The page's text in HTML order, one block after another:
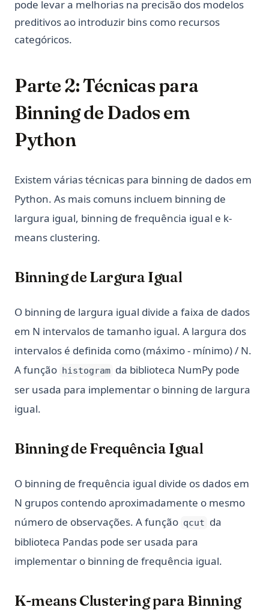
pode levar a melhorias na precisão dos modelos
preditivos ao introduzir bins como recursos
categóricos.
Parte 2: Técnicas para
Binning de Dados em
Python
Existem várias técnicas para binning de dados em
Python. As mais comuns incluem binning de
largura igual, binning de frequência igual e k-
means clustering.
Binning de Largura Igual
O binning de largura igual divide a faixa de dados
em N intervalos de tamanho igual. A largura dos
intervalos é definida como (máximo - mínimo) / N.
A função histogram da biblioteca NumPy pode
ser usada para implementar o binning de largura
igual.
Binning de Frequência Igual
O binning de frequência igual divide os dados em
N grupos contendo aproximadamente o mesmo
número de observações. A função qcut da
biblioteca Pandas pode ser usada para
implementar o binning de frequência igual.
K-means Clustering para Binning